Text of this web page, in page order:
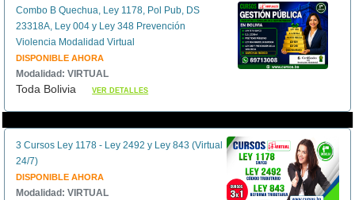
Combo B Quechua, Ley 1178, Pol Pub, DS
23318A, Ley 004 y Ley 348 Prevención
Violencia Modalidad Virtual
DISPONIBLE AHORA
Modalidad: VIRTUAL
Toda BoliviaVER DETALLES
3 Cursos Ley 1178 - Ley 2492 y Ley 843 (Virtual
24/7)
DISPONIBLE AHORA
Modalidad: VIRTUAL